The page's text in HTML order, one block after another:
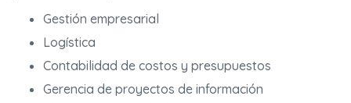
Gestión empresarial
Logística
Contabilidad de costos y presupuestos
Gerencia de proyectos de información